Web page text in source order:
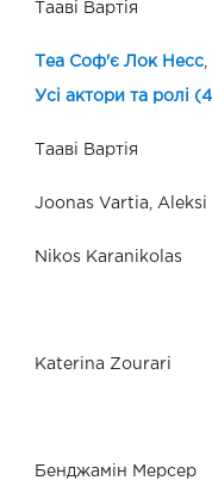
Тааві Вартія
Теа Соф'є Лок Несс,
Усі актори та ролі
Тааві Вартія
Joonas Vartia,
Nikos Karanikolas
Katerina Zourari
Бенджамін Мерсер